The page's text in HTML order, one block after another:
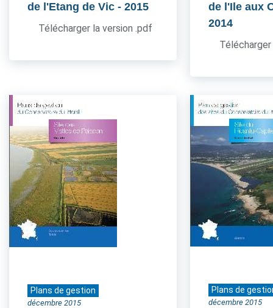
de l'Etang de Vic - 2015
Télécharger la version .pdf
de l'Ile aux
2014
Plans de gestion
décembre 2015
Plans de
décembre 2015